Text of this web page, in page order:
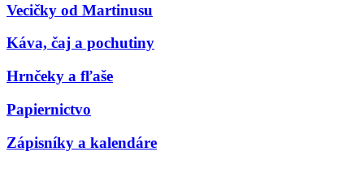
Vecičky od Martinusu
Káva, čaj a pochutiny
Hrnčeky a fľaše
Papiernictvo
Zápisníky a kalendáre